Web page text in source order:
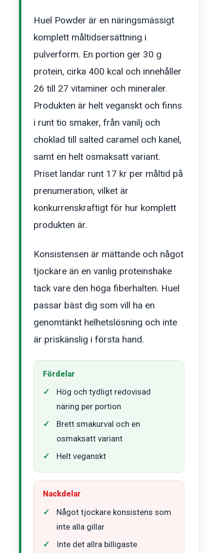
Huel Powder är en näringsmässigt
komplett måltidsersättning i
pulverform. En portion ger 30 g
protein, cirka 400 kcal och innehåller
26 till 27 vitaminer och mineraler.
Produkten är helt veganskt och finns
i runt tio smaker, från vanilj och
choklad till salted caramel och kanel,
samt en helt osmaksatt variant.
Priset landar runt 17 kr per måltid på
prenumeration, vilket är
konkurrenskraftigt för hur komplett
produkten är.
Konsistensen är mättande och något
tjockare än en vanlig proteinshake
tack vare den höga fiberhalten. Huel
passar bäst dig som vill ha en
genomtänkt helhetslösning och inte
är priskänslig i första hand.
Fördelar
Hög och tydligt redovisad
näring per portion
Brett smakurval och en
osmaksatt variant
Helt veganskt
Nackdelar
Något tjockare konsistens som
inte alla gillar
Inte det allra billigaste